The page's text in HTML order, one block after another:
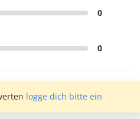
0
0
logge dich bitte ein